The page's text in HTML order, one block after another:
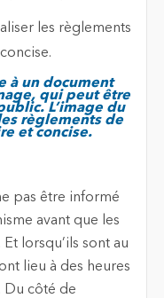
à un document
qui peut être
L’image du
règlements de
et concise.
pas être informé
avant que les
lorsqu’ils sont au
lieu à des heures
Du côté de